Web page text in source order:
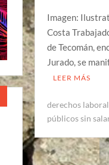
Imagen:
Costa
de Tecomán,
Jurado, se
LEER MÁS
derechos
públicos sin